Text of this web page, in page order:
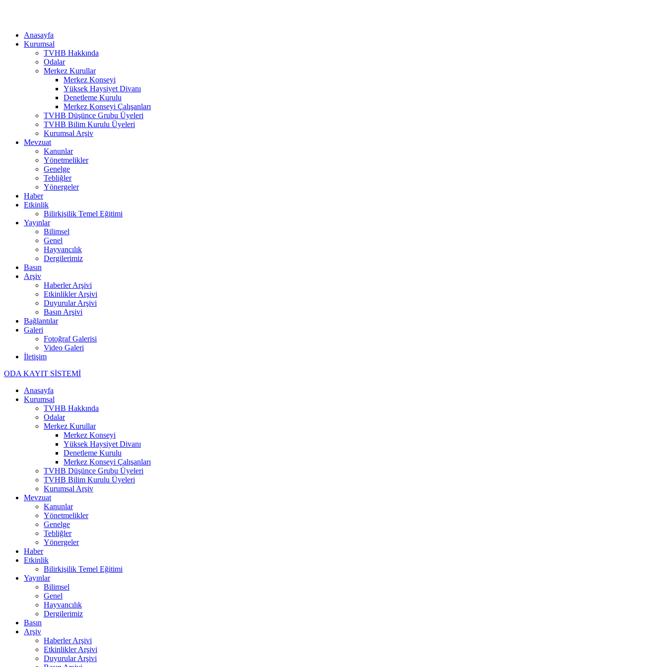
Anasayfa
Kurumsal
TVHB Hakkında
Odalar
Merkez Kurullar
Merkez Konseyi
Yüksek Haysiyet Divanı
Denetleme Kurulu
Merkez Konseyi Çalışanları
TVHB Düşünce Grubu Üyeleri
TVHB Bilim Kurulu Üyeleri
Kurumsal Arşiv
Mevzuat
Kanunlar
Yönetmelikler
Genelge
Tebliğler
Yönergeler
Haber
Etkinlik
Bilirkişilik Temel Eğitimi
Yayınlar
Bilimsel
Genel
Hayvancılık
Dergilerimiz
Basın
Arşiv
Haberler Arşivi
Etkinlikler Arşivi
Duyurular Arşivi
Basın Arşivi
Bağlantılar
Galeri
Fotoğraf Galerisi
Video Galeri
İletişim
ODA KAYIT SİSTEMİ
Anasayfa
Kurumsal
TVHB Hakkında
Odalar
Merkez Kurullar
Merkez Konseyi
Yüksek Haysiyet Divanı
Denetleme Kurulu
Merkez Konseyi Çalışanları
TVHB Düşünce Grubu Üyeleri
TVHB Bilim Kurulu Üyeleri
Kurumsal Arşiv
Mevzuat
Kanunlar
Yönetmelikler
Genelge
Tebliğler
Yönergeler
Haber
Etkinlik
Bilirkişilik Temel Eğitimi
Yayınlar
Bilimsel
Genel
Hayvancılık
Dergilerimiz
Basın
Arşiv
Haberler Arşivi
Etkinlikler Arşivi
Duyurular Arşivi